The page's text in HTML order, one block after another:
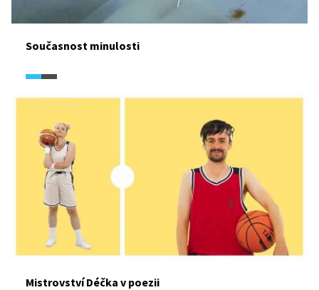
Současnost minulosti
Mistrovství Déčka v poezii